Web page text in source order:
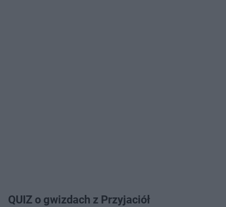
QUIZ o gwizdach z Przyjaciół